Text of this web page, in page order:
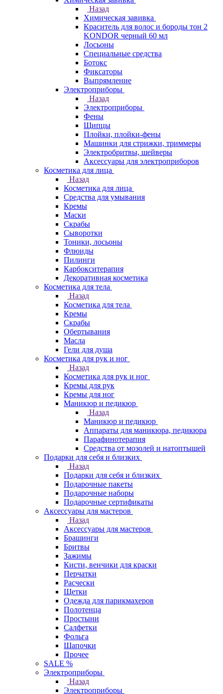
Назад
Химическая завивка
Краситель для волос и бороды тон 2
KONDOR черный 60 мл
Лосьоны
Специальные средства
Ботокс
Фиксаторы
Выпрямление
Электроприборы
Назад
Электроприборы
Фены
Щипцы
Плойки, плойки-фены
Машинки для стрижки, триммеры
Электробритвы, шейверы
Аксессуары для электроприборов
Косметика для лица
Назад
Косметика для лица
Средства для умывания
Кремы
Маски
Скрабы
Сыворотки
Тоники, лосьоны
Флюиды
Пилинги
Карбокситерапия
Декоративная косметика
Косметика для тела
Назад
Косметика для тела
Кремы
Скрабы
Обертывания
Масла
Гели для душа
Косметика для рук и ног
Назад
Косметика для рук и ног
Кремы для рук
Кремы для ног
Маникюр и педикюр
Назад
Маникюр и педикюр
Аппараты для маникюра, педикюра
Парафинотерапия
Средства от мозолей и натоптышей
Подарки для себя и близких
Назад
Подарки для себя и близких
Подарочные пакеты
Подарочные наборы
Подарочные сертификаты
Аксессуары для мастеров
Назад
Аксессуары для мастеров
Брашинги
Бритвы
Зажимы
Кисти, венчики для краски
Перчатки
Расчески
Щетки
Одежда для парикмахеров
Полотенца
Простыни
Салфетки
Фольга
Шапочки
Прочее
SALE %
Электроприборы
Назад
Электроприборы